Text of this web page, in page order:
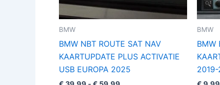
BMW
BMW NBT ROUTE SAT NAV
KAARTUPDATE PLUS ACTIVATIE
USB EUROPA 2025
worden
BMW
BMW